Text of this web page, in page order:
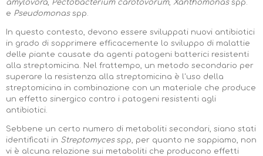
amylovora Pectobacterium carotovorum, Xanthomonas spp.
e Pseudomonas spp.
In questo contesto, devono essere sviluppati nuovi antibiotici
in grado di sopprimere efficacemente lo sviluppo di malattie
delle piante causate da agenti patogeni batterici resistenti
alla streptomicina. Nel frattempo, un metodo secondario per
superare la resistenza alla streptomicina è l'uso della
streptomicina in combinazione con un materiale che produce
un effetto sinergico contro i patogeni resistenti agli
antibiotici.
Sebbene un certo numero di metaboliti secondari, siano stati
identificati in Streptomyces spp, per quanto ne sappiamo, non
vi è alcuna relazione sui metaboliti che producono effetti